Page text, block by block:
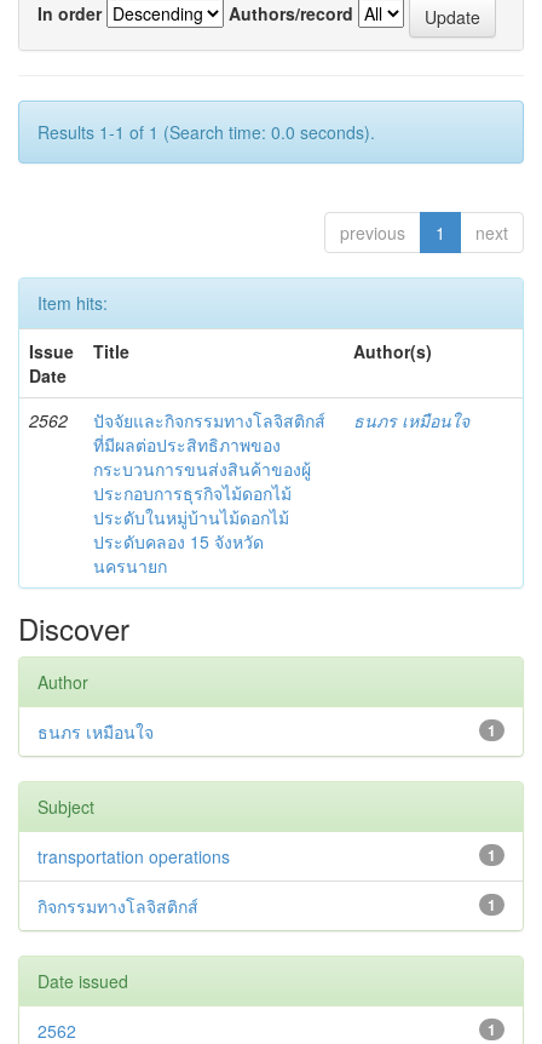
In order
Authors/record
Results 1-1 of 1 (Search time: 0.0 seconds).
previous 1 next
Item hits:
Issue
Date
Title Author(s)
2562
ปัจจัยและกิจกรรมทางโลจิสติกส์
ที่มีผลต่อประสิทธิภาพของ
กระบวนการขนส่งสินค้าของผู้
ประกอบการธุรกิจไม้ดอกไม้
ประดับในหมู่บ้านไม้ดอกไม้
ประดับคลอง 15 จังหวัด
นครนายก
ธนภร เหมือนใจ
Discover
Author
1
ธนภร เหมือนใจ
Subject
1
transportation operations
1
กิจกรรมทางโลจิสติกส์
Date issued
1
2562